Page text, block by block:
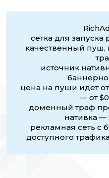
сетка для
качественный
источник
цена на пуши идет
— от
доменный траф
нативка —
рекламная сеть
доступного